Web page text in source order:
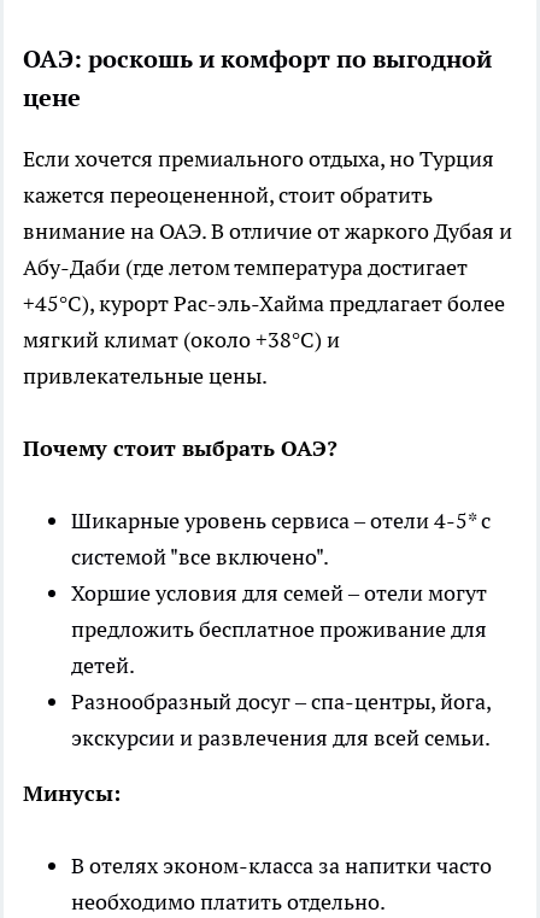
ОАЭ: роскошь и комфорт по выгодной
цене
Если хочется премиального отдыха, но Турция
кажется переоцененной, стоит обратить
внимание на ОАЭ. В отличие от жаркого Дубая и
Абу-Даби (где летом температура достигает
+45°C), курорт Рас-эль-Хайма предлагает более
мягкий климат (около +38°C) и
привлекательные цены.
Почему стоит выбрать ОАЭ?
Шикарные уровень сервиса – отели 4-5* с
системой "все включено".
Хоршие условия для семей – отели могут
предложить бесплатное проживание для
детей.
Разнообразный досуг – спа-центры, йога,
экскурсии и развлечения для всей семьи.
Минусы:
В отелях эконом-класса за напитки часто
необходимо платить отдельно.